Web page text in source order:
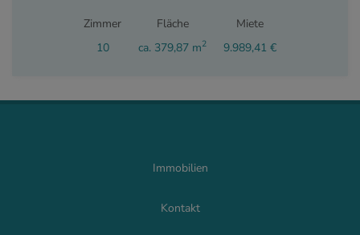
Zimmer
10
Fläche
ca. 379,87 m2
Miete
9.989,41 €
Immobilien
Kontakt